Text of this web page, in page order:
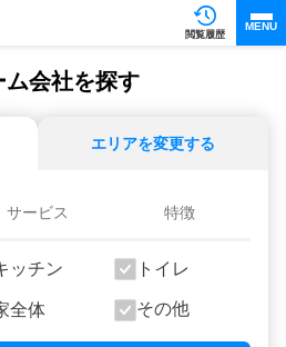
閲覧履歴
MENU
会社を探す
エリアを変更する
サービス 特徴
ッチン トイレ
全体 その他